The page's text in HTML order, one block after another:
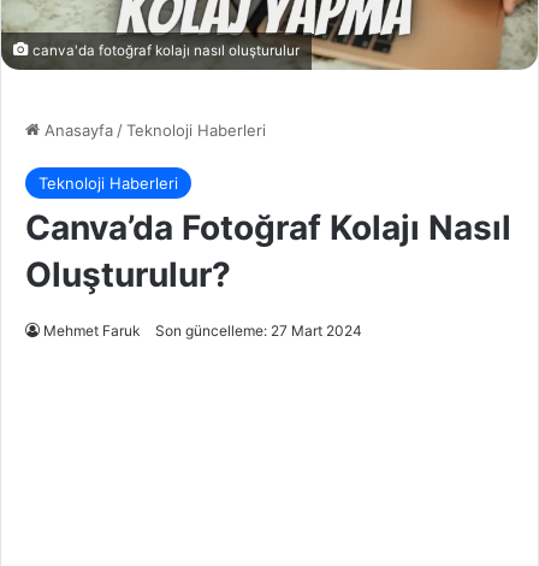
canva'da fotoğraf kolajı nasıl oluşturulur
Anasayfa /Teknoloji Haberleri
Teknoloji Haberleri
Canva’da Fotoğraf Kolajı Nasıl
Oluşturulur?
Mehmet Faruk Son güncelleme: 27 Mart 2024